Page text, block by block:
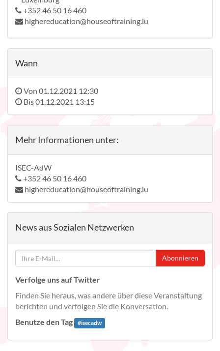
+352 46 50 16 460
highereducation@houseoftraining.lu
Wann
Von 01.12.2021 12:30
Bis01.12.2021 13:15
Mehr Informationen unter:
ISEC-AdW
+352 46 50 16 460
highereducation@houseoftraining.lu
News aus Sozialen Netzwerken
Abonnieren
Verfolge uns auf Twitter
Finden Sie heraus, was andere über diese Veranstaltung
berichten und verfolgen Sie die Konversation.
Benutze den Tag
#isecadw